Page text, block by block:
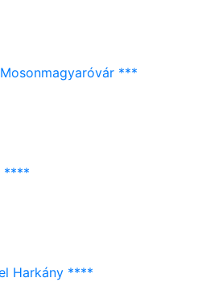
***
****
Harkány ****